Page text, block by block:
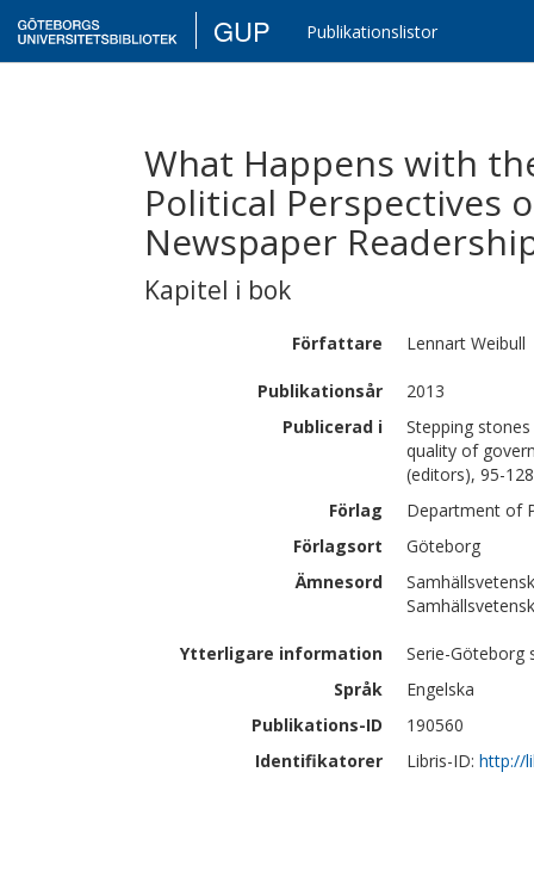
GUP Publikationslistor
What Happens with
Political Perspectives
Newspaper
Kapitel i bok
Författare Lennart Weibull
Publikationsår
2013
Publicerad i
Stepping
quality of
(editors), 95-128
Förlag
Department of
Förlagsort
Göteborg
Ämnesord
Ytterligare information
Serie-Göteborg
Språk
Engelska
Publikations-ID
190560
Identifikatorer
Libris-ID: http://